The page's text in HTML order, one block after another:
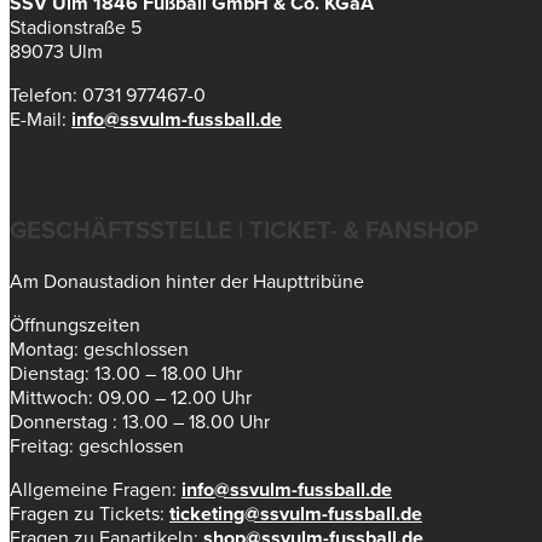
Stadionstraße 5
89073 Ulm
Telefon: 0731 977467-0
E-Mail: info@ssvulm-fussball.de
GESCHÄFTSSTELLE | TICKET- & FANSHOP
Am Donaustadion hinter der Haupttribüne
Öffnungszeiten
Montag: geschlossen
Dienstag: 13.00 – 18.00 Uhr
Mittwoch: 09.00 – 12.00 Uhr
Donnerstag : 13.00 – 18.00 Uhr
Freitag: geschlossen
Allgemeine Fragen: info@ssvulm-fussball.de
Fragen zu Tickets: ticketing@ssvulm-fussball.de